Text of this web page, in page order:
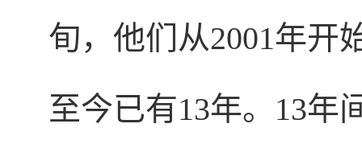
旬，他们从2001年开
至今已有13年。13年